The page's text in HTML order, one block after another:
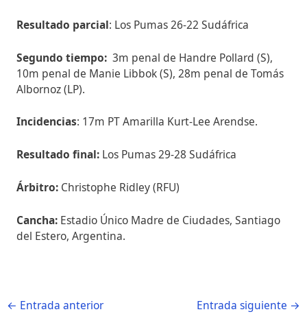
Resultado parcial: Los Pumas 26-22 Sudáfrica
Segundo tiempo: 3m penal de Handre Pollard (S),
10m penal de Manie Libbok (S), 28m penal de Tomás
Albornoz (LP).
Incidencias: 17m PT Amarilla Kurt-Lee Arendse.
Resultado final: Los Pumas 29-28 Sudáfrica
Árbitro:Christophe Ridley (RFU)
Cancha:Estadio Único Madre de Ciudades, Santiago
del Estero, Argentina.
← Entrada anterior Entrada siguiente →